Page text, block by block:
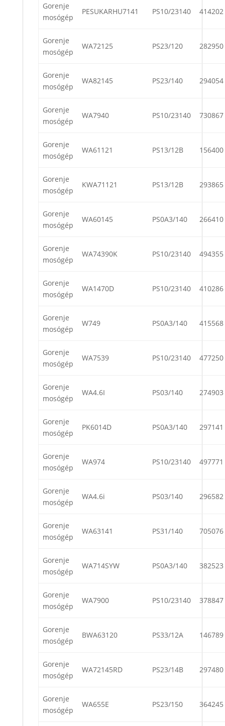
Gorenje
mosógép
PESUKARHU7141 PS10/23140 414202
Gorenje
mosógép
WA72125 PS23/120 282950
Gorenje
mosógép
WA82145 PS23/140 294054
Gorenje
mosógép
WA7940 PS10/23140 730867
Gorenje
mosógép
WA61121 PS13/12B 156400
Gorenje
mosógép
KWA71121 PS13/12B 293865
Gorenje
mosógép
WA60145 PS0A3/140 266410
Gorenje
mosógép
WA74390K PS10/23140 494355
Gorenje
mosógép
WA1470D PS10/23140 410286
Gorenje
mosógép
W749 PS0A3/140 415568
Gorenje
mosógép
WA7539 PS10/23140 477250
Gorenje
mosógép
WA4.6I PS03/140 274903
Gorenje
mosógép
PK6014D PS0A3/140 297141
Gorenje
mosógép
WA974 PS10/23140 497771
Gorenje
mosógép
WA4.6i PS03/140 296582
Gorenje
mosógép
WA63141 PS31/140 705076
Gorenje
mosógép
WA714SYW PS0A3/140 382523
Gorenje
mosógép
WA7900 PS10/23140 378847
Gorenje
mosógép
BWA63120 PS33/12A 146789
Gorenje
mosógép
WA72145RD PS23/14B 297480
Gorenje
mosógép
WA655E PS23/150 364245